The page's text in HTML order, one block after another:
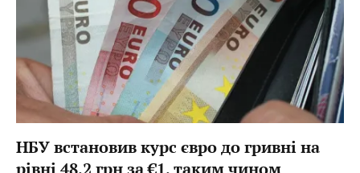
НБУ встановив курс євро до гривні на
рівні 48,2 грн за €1, таким чином